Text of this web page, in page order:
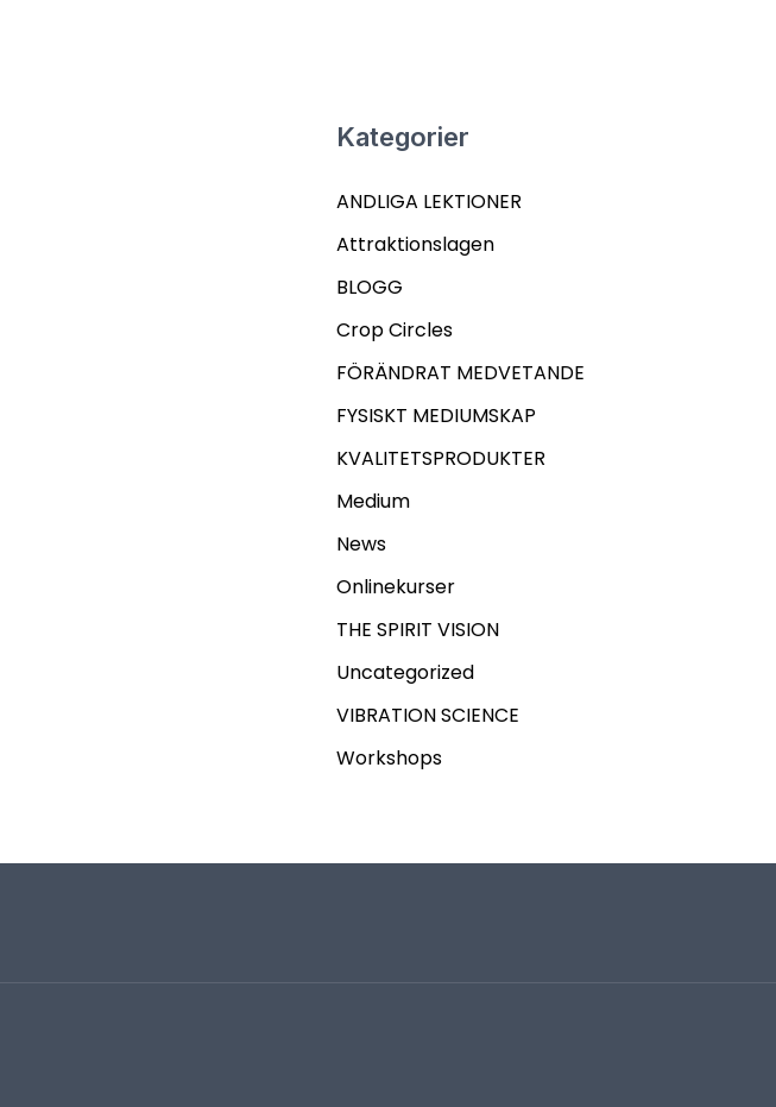
Kategorier
ANDLIGA LEKTIONER
Attraktionslagen
BLOGG
Crop Circles
FÖRÄNDRAT MEDVETANDE
FYSISKT MEDIUMSKAP
KVALITETSPRODUKTER
Medium
News
Onlinekurser
THE SPIRIT VISION
Uncategorized
VIBRATION SCIENCE
Workshops